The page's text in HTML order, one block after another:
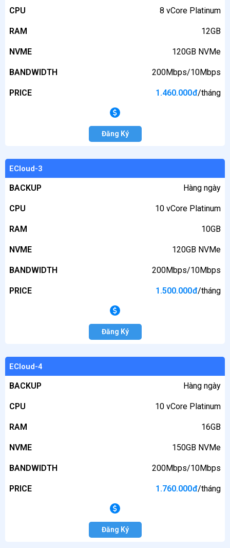
CPU 8 vCore Platinum
RAM 12GB
NVME 120GB NVMe
BANDWIDTH 200Mbps/10Mbps
PRICE 1.460.000đ/tháng
Đăng Ký
ECloud-3
BACKUP Hàng ngày
CPU 10 vCore Platinum
RAM 10GB
NVME 120GB NVMe
BANDWIDTH 200Mbps/10Mbps
PRICE 1.500.000đ/tháng
Đăng Ký
ECloud-4
BACKUP Hàng ngày
CPU 10 vCore Platinum
RAM 16GB
NVME 150GB NVMe
BANDWIDTH 200Mbps/10Mbps
PRICE 1.760.000đ/tháng
Đăng Ký